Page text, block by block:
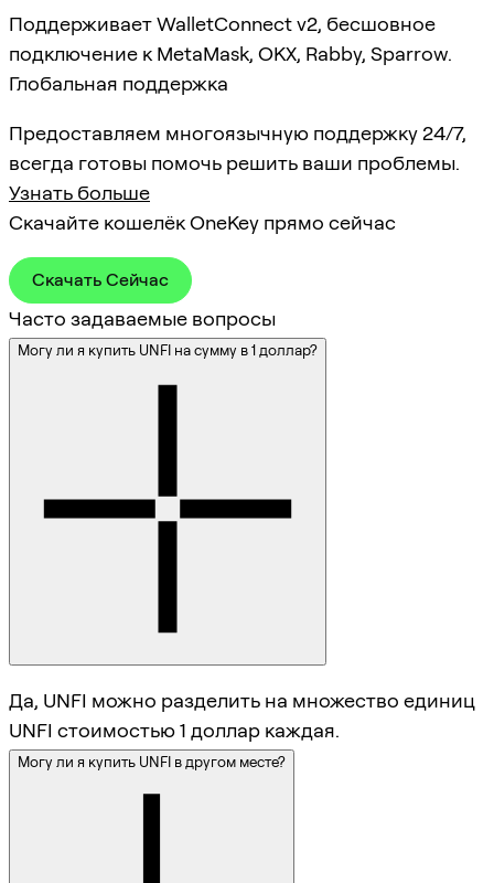
Поддерживает WalletConnect v2, бесшовное
подключение к MetaMask, OKX, Rabby, Sparrow.
Глобальная поддержка
Предоставляем многоязычную поддержку 24/7,
всегда готовы помочь решить ваши проблемы.
Узнать больше
Скачайте кошелёк OneKey прямо сейчас
Скачать Сейчас
Часто задаваемые вопросы
Могу ли я купить UNFI на сумму в 1 доллар?
Да, UNFI можно разделить на множество единиц
UNFI стоимостью 1 доллар каждая.
Могу ли я купить UNFI в другом месте?